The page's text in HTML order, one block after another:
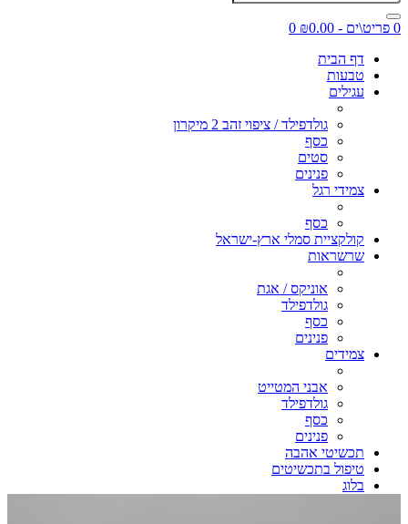
0 פריט\ים - ₪0.00
0
דף הבית
טבעות
עגילים
גולדפילד / ציפוי זהב 2 מיקרון
כסף
סטים
פנינים
צמידי רגל
כסף
קולקציית סמלי ארץ-ישראל
שרשראות
אוניקס / אגת
גולדפילד
כסף
פנינים
צמידים
אבני המטייט
גולדפילד
כסף
פנינים
תכשיטי אהבה
טיפול בתכשיטים
בלוג